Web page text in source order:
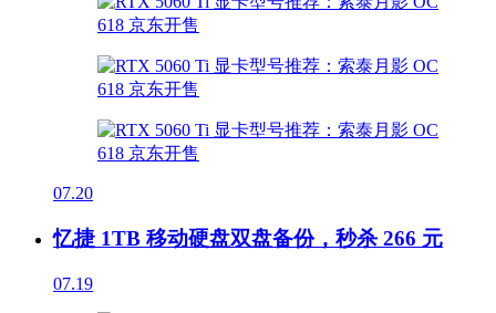
07.20
忆捷 1TB 移动硬盘双盘备份，秒杀 266 元
07.19